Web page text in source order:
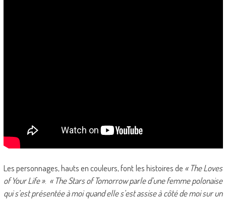
Les personnages, hauts en couleurs, font les histoires de « The Loves
of Your Life ». « The Stars of Tomorrow parle d’une femme polonaise
qui s’est présentée à moi quand elle s’est assise à côté de moi sur un